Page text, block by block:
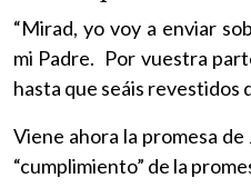
“Mirad, yo voy a enviar
mi Padre. Por vuestra
hasta que seáis revestidos
Viene ahora la promesa de
“cumplimiento” de la